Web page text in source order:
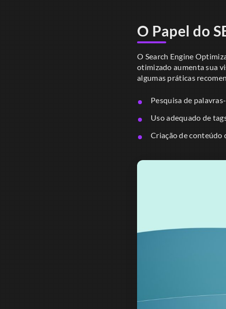
O Papel do
O Search Engine
otimizado aumenta sua
algumas práticas
Pesquisa de
Uso adequado de
Criação de conteúdo